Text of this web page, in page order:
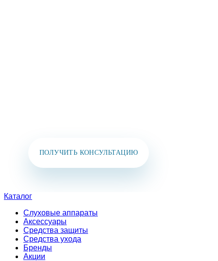
ПОЛУЧИТЬ КОНСУЛЬТАЦИЮ
Каталог
Слуховые аппараты
Аксессуары
Средства защиты
Средства ухода
Бренды
Акции